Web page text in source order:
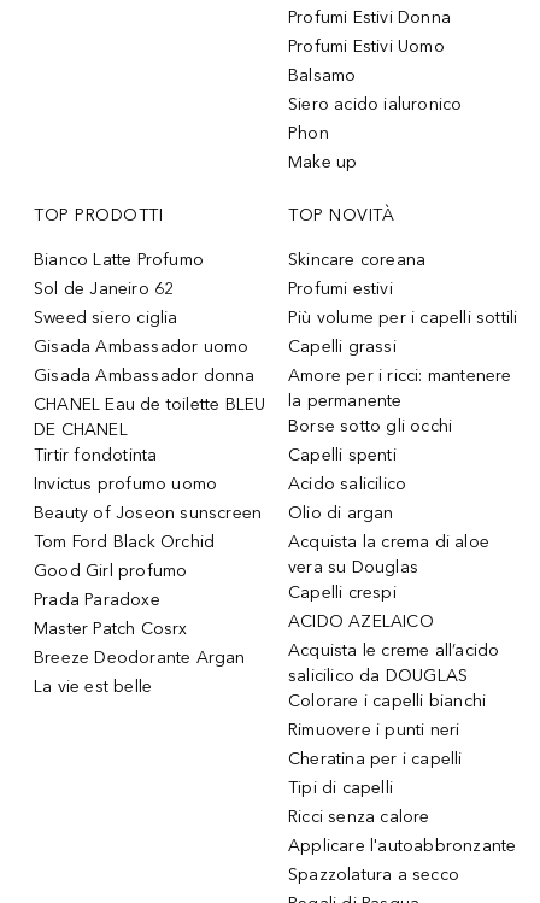
Profumi Estivi Donna
Profumi Estivi Uomo
Balsamo
Siero acido ialuronico
Phon
Make up
TOP PRODOTTI
Bianco Latte Profumo
Sol de Janeiro 62
Sweed siero ciglia
Gisada Ambassador uomo
Gisada Ambassador donna
CHANEL Eau de toilette BLEU
DE CHANEL
Tirtir fondotinta
Invictus profumo uomo
Beauty of Joseon sunscreen
Tom Ford Black Orchid
Good Girl profumo
Prada Paradoxe
Master Patch Cosrx
Breeze Deodorante Argan
La vie est belle
TOP NOVITÀ
Skincare coreana
Profumi estivi
Più volume per i capelli sottili
Capelli grassi
Amore per i ricci: mantenere
la permanente
Borse sotto gli occhi
Capelli spenti
Acido salicilico
Olio di argan
Acquista la crema di aloe
vera su Douglas
Capelli crespi
ACIDO AZELAICO
Acquista le creme all’acido
salicilico da DOUGLAS
Colorare i capelli bianchi
Rimuovere i punti neri
Cheratina per i capelli
Tipi di capelli
Ricci senza calore
Applicare l'autoabbronzante
Spazzolatura a secco